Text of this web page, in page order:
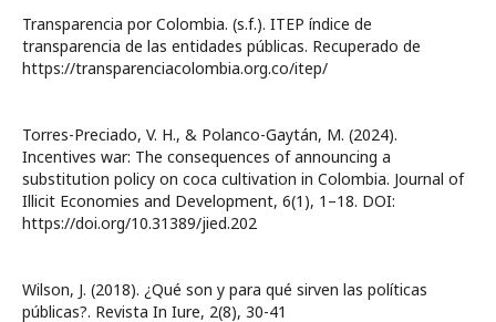
Transparencia por Colombia. (s.f.). ITEP índice de
transparencia de las entidades públicas. Recuperado de
https://transparenciacolombia.org.co/itep/
Torres-Preciado, V. H., & Polanco-Gaytán, M. (2024).
Incentives war: The consequences of announcing a
substitution policy on coca cultivation in Colombia. Journal of
Illicit Economies and Development, 6(1), 1–18. DOI:
https://doi.org/10.31389/jied.202
Wilson, J. (2018). ¿Qué son y para qué sirven las políticas
públicas?. Revista In Iure, 2(8), 30-41